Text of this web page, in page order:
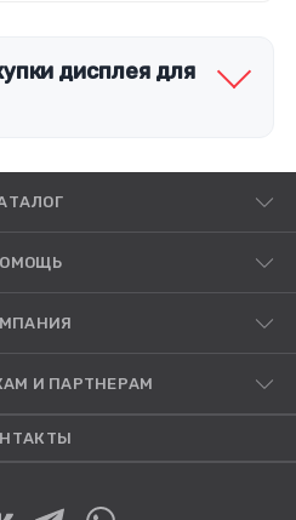
дисплея для
И ПАРТНЕРАМ